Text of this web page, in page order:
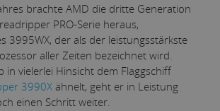
brachte AMD die dritte Generation
PRO-Serie heraus,
3995WX, der als der leistungsstärkste
aller Zeiten bezeichnet wird.
in vielerlei Hinsicht dem Flaggschiff
3990X ähnelt, geht er in Leistung
einen Schritt weiter.